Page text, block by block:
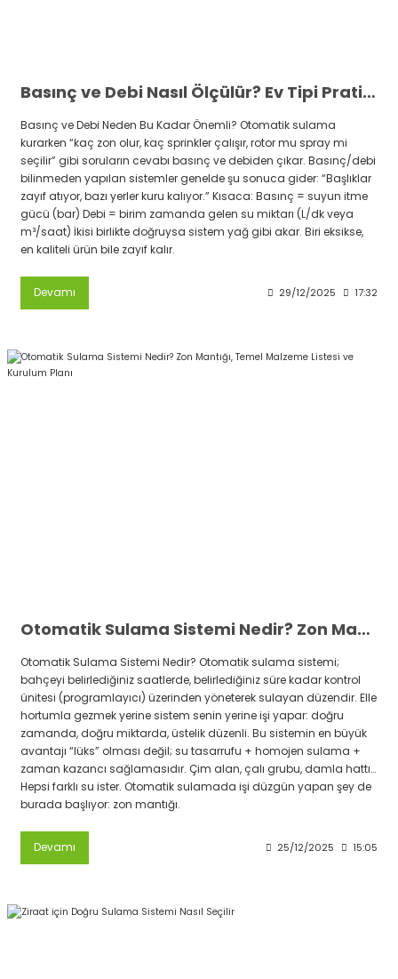
Basınç ve Debi Nasıl Ölçülür? Ev Tipi Pratik Yöntem (Bahçe Sulama İçin Net Sonuç)
Basınç ve Debi Neden Bu Kadar Önemli? Otomatik sulama
kurarken “kaç zon olur, kaç sprinkler çalışır, rotor mu spray mi
seçilir” gibi soruların cevabı basınç ve debiden çıkar. Basınç/debi
bilinmeden yapılan sistemler genelde şu sonuca gider: “Başlıklar
zayıf atıyor, bazı yerler kuru kalıyor.” Kısaca: Basınç = suyun itme
gücü (bar) Debi = birim zamanda gelen su miktarı (L/dk veya
m³/saat) İkisi birlikte doğruysa sistem yağ gibi akar. Biri eksikse,
en kaliteli ürün bile zayıf kalır.
Devamı 29/12/2025 17:32
Otomatik Sulama Sistemi Nedir? Zon Mantığı, Temel Malzeme Listesi ve Kurulum Planı
Otomatik Sulama Sistemi Nedir? Otomatik sulama sistemi;
bahçeyi belirlediğiniz saatlerde, belirlediğiniz süre kadar kontrol
ünitesi (programlayıcı) üzerinden yöneterek sulayan düzendir. Elle
hortumla gezmek yerine sistem senin yerine işi yapar: doğru
zamanda, doğru miktarda, üstelik düzenli. Bu sistemin en büyük
avantajı “lüks” olması değil; su tasarrufu + homojen sulama +
zaman kazancı sağlamasıdır. Çim alan, çalı grubu, damla hattı…
Hepsi farklı su ister. Otomatik sulamada işi düzgün yapan şey de
burada başlıyor: zon mantığı.
Devamı 25/12/2025 15:05